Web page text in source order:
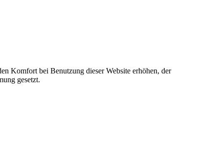
Komfort bei Benutzung dieser Website erhöhen, der
gesetzt.